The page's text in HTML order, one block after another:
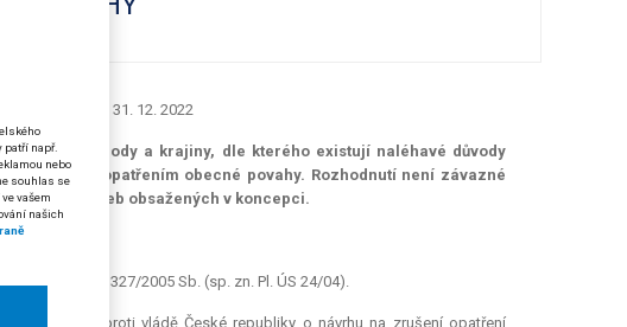
účinném do 31. 12. 2022
ochraně přírody a krajiny, dle kterého existují naléhavé důvody
není opatřením obecné povahy. Rozhodnutí není závazné
ve věci staveb obsažených v koncepci.
41)
soudu č. 327/2005 Sb. (sp. zn. Pl. ÚS 24/04).
proti vládě České republiky o návrhu na zrušení opatření
např.
nebo
souhlas se
vašem
našich